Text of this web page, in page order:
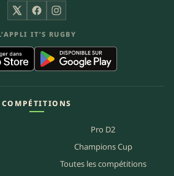
X FacebookInstagram
IT’S RUGBY
COMPÉTITIONS
Pro D2
Champions Cup
Toutes les compétitions